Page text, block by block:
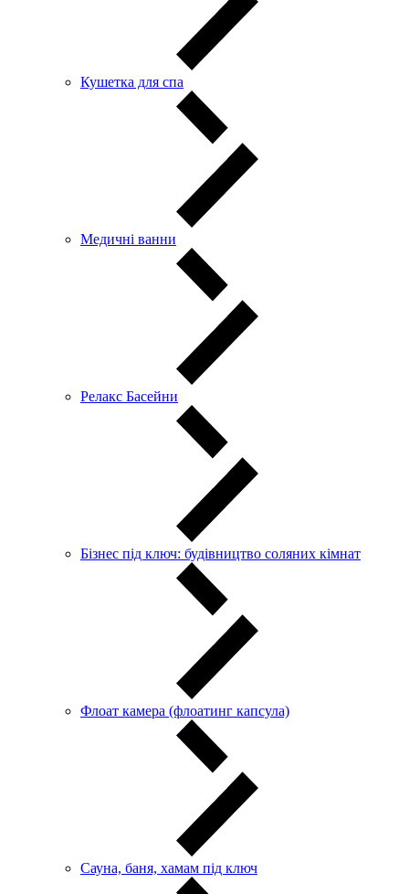
Кушетка для спа
Медичні ванни
Релакс Басейни
Бізнес під ключ: будівництво соляних кімнат
Флоат камера (флоатинг капсула)
Сауна, баня, хамам під ключ